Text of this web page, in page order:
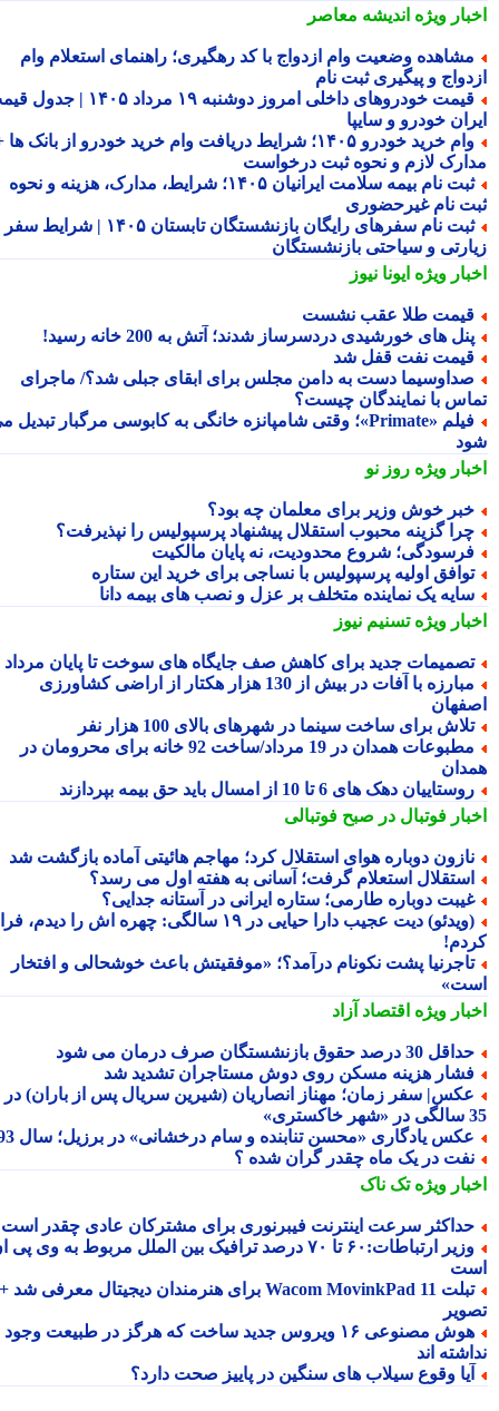
ویژهاندیشه معاصر
وضعیت وام ازدواج با کد رهگیری؛ راهنمای استعلام وام
و پیگیری ثبت نام
قیمت خودروهای داخلی امروز دوشنبه ۱۹ مرداد ۱۴۰۵ | جدول قیمت
خودرو و سایپا
وام خرید خودرو ۱۴۰۵؛ شرایط دریافت وام خرید خودرو از بانک ها +
لازم و نحوه ثبت درخواست
ثبت نام بیمه سلامت ایرانیان ۱۴۰۵؛ شرایط، مدارک، هزینه و نحوه
نام غیرحضوری
ثبت نام سفرهای رایگان بازنشستگان تابستان ۱۴۰۵ | شرایط سفر
و سیاحتی بازنشستگان
ویژهایونا نیوز
طلا عقب نشست
های خورشیدی دردسرساز شدند؛ آتش به 200 خانه رسید!
نفت قفل شد
دست به دامن مجلس برای ابقای جبلی شد؟/ ماجرای
با نمایندگان چیست؟
فیلم «Primate»؛ وقتی شامپانزه خانگی به کابوسی مرگبار تبدیل می
ویژهروز نو
خوش وزیر برای معلمان چه بود؟
گزینه محبوب استقلال پیشنهاد پرسپولیس را نپذیرفت؟
شروع محدودیت، نه پایان مالکیت
اولیه پرسپولیس با نساجی برای خرید این ستاره
یک نماینده متخلف بر عزل و نصب های بیمه دانا
ویژهتسنیم نیوز
جدید برای کاهش صف جایگاه های سوخت تا پایان مرداد
مبارزه با آفات در بیش از 130 هزار هکتار از اراضی کشاورزی
برای ساخت سینما در شهرهای بالای 100 هزار نفر
مطبوعات همدان در 19 مرداد/ساخت 92 خانه برای محرومان در
دهک های 6 تا 10 از امسال باید حق بیمه بپردازند
فوتبال در صبح فوتبالی
دوباره هوای استقلال کرد؛ مهاجم هائیتی آماده بازگشت شد
استعلام گرفت؛ آسانی به هفته اول می رسد؟
دوباره طارمی؛ ستاره ایرانی در آستانه جدایی؟
(ویدئو) دیت عجیب دارا حیایی در ۱۹ سالگی: چهره اش را دیدم، فرار
پشت نکونام درآمد؟؛ «موفقیتش باعث خوشحالی و افتخار
ویژهاقتصاد آزاد
30 درصد حقوق بازنشستگان صرف درمان می شود
هزینه مسکن روی دوش مستاجران تشدید شد
سفر زمان؛ مهناز انصاریان (شیرین سریال پس از باران) در
یادگاری «محسن تنابنده و سام درخشانی» در برزیل؛ سال 93
در یک ماه چقدر گران شده ؟
ویژهتک ناک
سرعت اینترنت فیبرنوری برای مشترکان عادی چقدر است؟
وزیر ارتباطات:۶۰ تا ۷۰ درصد ترافیک بین الملل مربوط به وی پی ان
تبلت Wacom MovinkPad 11 برای هنرمندان دیجیتال معرفی شد +
هوش مصنوعی ۱۶ ویروس جدید ساخت که هرگز در طبیعت وجود
اند
وقوع سیلاب های سنگین در پاییز صحت دارد؟